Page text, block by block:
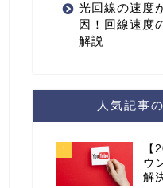
光回線の速度
因！回線速度
解説
人気記事
1
【
ウ
解